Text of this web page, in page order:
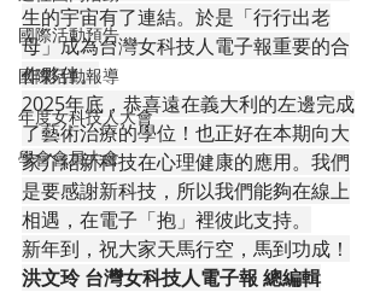
國際活動預告
國際活動報導
年度女科技人大會
學會會員大會
生的宇宙有了連結。於是「行行出老
母」成為台灣女科技人電子報重要的合
作夥伴。
2025年底，恭喜遠在義大利的左邊完成
了藝術治療的學位！也正好在本期向大
家介紹新科技在心理健康的應用。我們
是要感謝新科技，所以我們能夠在線上
相遇，在電子「抱」裡彼此支持。
新年到，祝大家天馬行空，馬到功成！
洪文玲 台灣女科技人電子報 總編輯